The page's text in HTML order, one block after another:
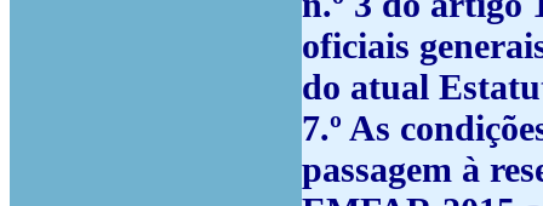
oficiais
do atual
7.º As
passagem à